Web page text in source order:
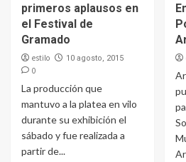
primeros aplausos en
el Festival de
Gramado
estilo 10 agosto, 2015
0
La producción que
mantuvo a la platea en vilo
durante su exhibición el
sábado y fue realizada a
partir de...